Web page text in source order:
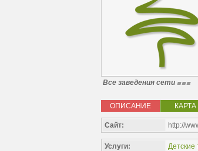
Все заведения сети
ОПИСАНИЕ КАРТА
Сайт: http://
Услуги: Детские